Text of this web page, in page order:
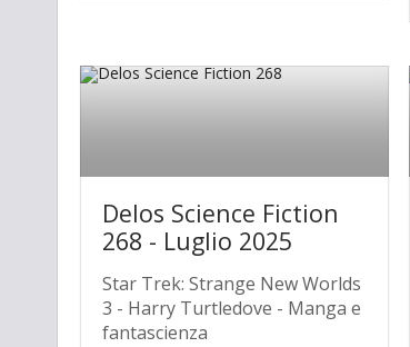
Delos Science Fiction
268 - Luglio 2025
Star Trek: Strange New Worlds
3 - Harry Turtledove - Manga e
fantascienza